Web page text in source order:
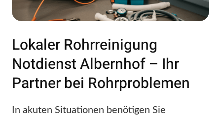
Lokaler Rohrreinigung
Notdienst Albernhof – Ihr
Partner bei Rohrproblemen
In akuten Situationen benötigen Sie